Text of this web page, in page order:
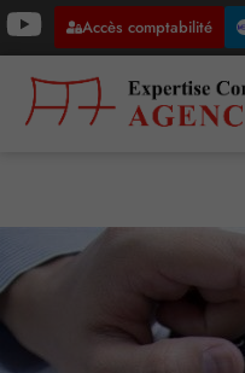
Accès comptabilité